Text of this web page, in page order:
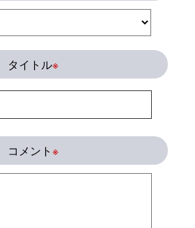
タイトル※
コメント※